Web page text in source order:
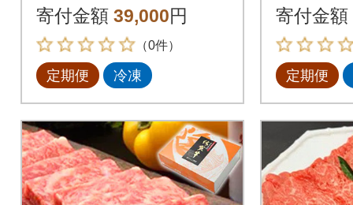
寄付金額 39,000円
（0件）
定期便 冷凍
寄付金額
定期便